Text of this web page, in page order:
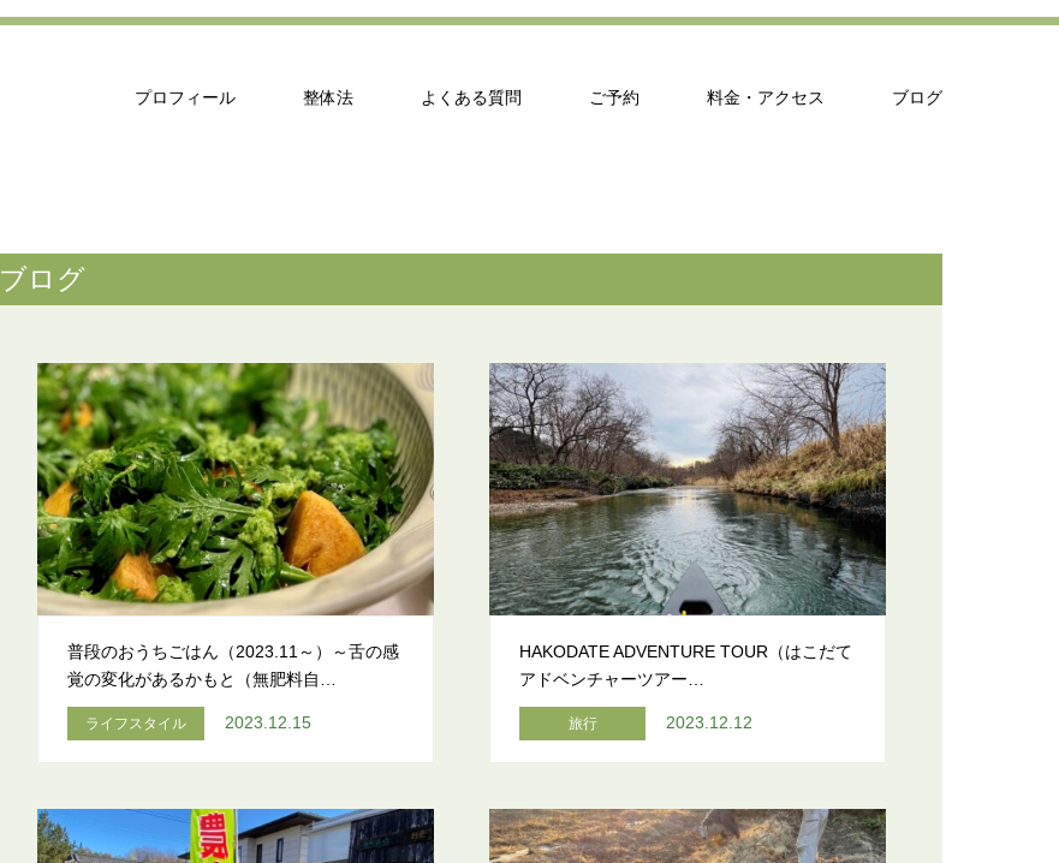
プロフィール 整体法 よくある質問 ご予約 料金・アクセス ブログ
ブログ
普段のおうちごはん（2023.11～）～舌の感
覚の変化があるかもと（無肥料自…
ライフスタイル 2023.12.15
HAKODATE ADVENTURE TOUR（はこだて
アドベンチャーツアー…
旅行 2023.12.12